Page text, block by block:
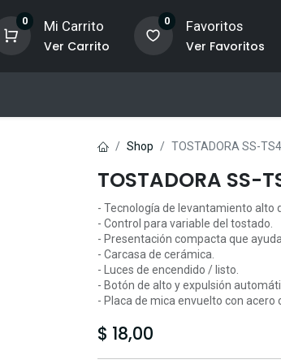
0 Mi Carrito
Ver Carrito
0 Favoritos
Ver Favoritos
Shop TOSTADORA SS-
TOSTADORA SS-
- Tecnología de levantamiento alto
- Control para variable del tostado.
- Presentación compacta que
- Carcasa de cerámica.
- Luces de encendido / listo.
- Botón de alto y expulsión
- Placa de mica envuelto con acero
$ 18,00